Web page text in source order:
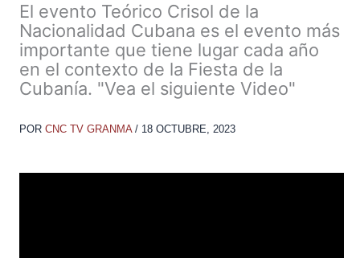
El evento Teórico Crisol de la
Nacionalidad Cubana es el evento más
importante que tiene lugar cada año
en el contexto de la Fiesta de la
Cubanía. "Vea el siguiente Video"
POR CNC TV GRANMA / 18 OCTUBRE, 2023